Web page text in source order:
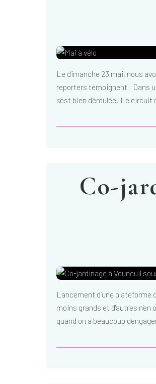
Le dimanche 23 mai, nous
reporters témoignent : Dans
s'est bien déroulée. Le circuit
Co-
Lancement d’une plateforme
moins grands et d'autres
quand on a beaucoup